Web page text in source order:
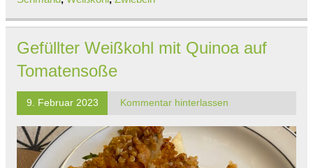
Gefüllter Weißkohl mit Quinoa auf
Tomatensoße
9. Februar 2023 Kommentar hinterlassen